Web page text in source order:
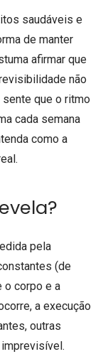
saudáveis e
de manter
afirmar que
não
sente que o ritmo
cada semana
como a
pela
(de
o corpo e a
a execução
outras